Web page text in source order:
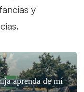
y
aprenda de mí